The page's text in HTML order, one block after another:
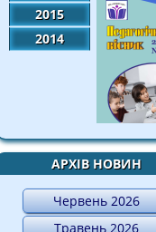
2015
2014
АРХІВ НОВИН
Червень 2026
Травень 2026